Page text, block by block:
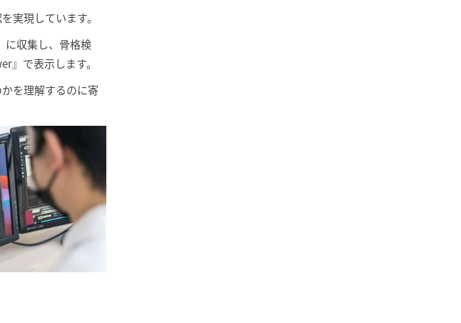
実現しています。
に収集し、骨格検
』で表示します。
を理解するのに寄